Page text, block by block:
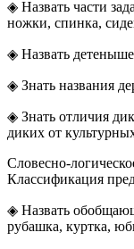
◈ Назвать части
ножки, спинка,
◈ Назвать
◈ Знать названия
◈ Знать отличия
диких от
Словесно-
Классификация
◈ Назвать
рубашка, куртка,